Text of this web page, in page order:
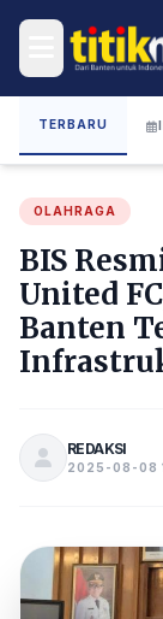
TERBARU
OLAHRAGA
BIS
United
Banten
REDAKSI
2025-08-08